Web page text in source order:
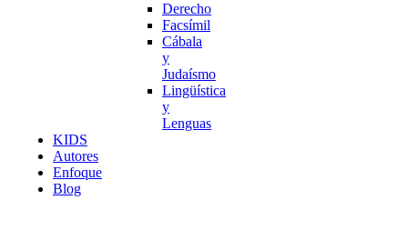
Derecho
Facsímil
Cábala
y
Judaísmo
Lingüística
y
Lenguas
KIDS
Autores
Enfoque
Blog